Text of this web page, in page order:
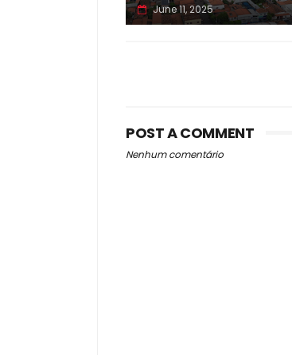
June 11, 2025
POST A COMMENT
Nenhum comentário